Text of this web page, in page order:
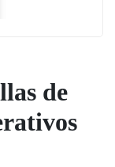
de